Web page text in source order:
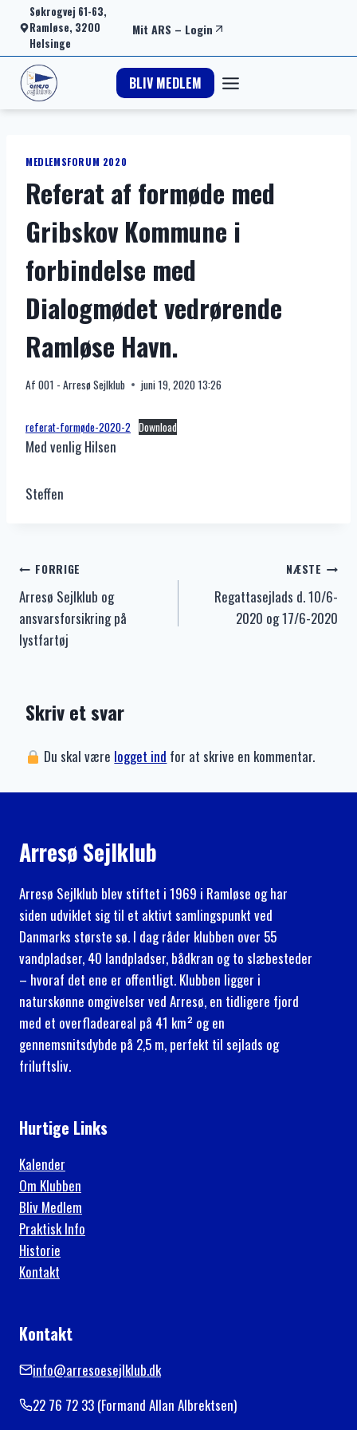
Fortsæt
indhold
Søkrogvej 61-63,
Ramløse, 3200
Helsinge
Mit ARS – Login
BLIV MEDLEM
MEDLEMSFORUM 2020
Referat af formøde med
Gribskov Kommune i
forbindelse med
Dialogmødet vedrørende
Ramløse Havn.
Af 001 - Arresø Sejlklub juni 19, 2020 13:26
referat-formøde-2020-2 Download
Med venlig Hilsen
Steffen
Indlægsnavigation
FORRIGE
Arresø Sejlklub og
ansvarsforsikring på
lystfartøj
NÆSTE
Regattasejlads d. 10/6-
2020 og 17/6-2020
Skriv et svar
Du skal være logget ind for at skrive en kommentar.
Arresø Sejlklub
Arresø Sejlklub blev stiftet i 1969 i Ramløse og har
siden udviklet sig til et aktivt samlingspunkt ved
Danmarks største sø. I dag råder klubben over 55
vandpladser, 40 landpladser, bådkran og to slæbesteder
– hvoraf det ene er offentligt. Klubben ligger i
naturskønne omgivelser ved Arresø, en tidligere fjord
med et overfladeareal på 41 km² og en
gennemsnitsdybde på 2,5 m, perfekt til sejlads og
friluftsliv.
Hurtige Links
Kalender
Om Klubben
Bliv Medlem
Praktisk Info
Historie
Kontakt
Kontakt
info@arresoesejlklub.dk
22 76 72 33 (Formand Allan Albrektsen)